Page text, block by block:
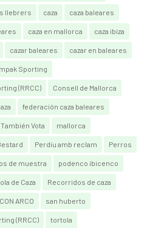
llebrers caza caza baleares
caza en mallorca caza ibiza
cazar baleares cazar en baleares
Sporting
(RRCC) Consell de Mallorca
federación caza baleares
También Vota mallorca
Perdiu amb reclam Perros
de muestra podenco ibicenco
de Caza Recorridos de caza
ARCO san huberto
(RRCC) tortola